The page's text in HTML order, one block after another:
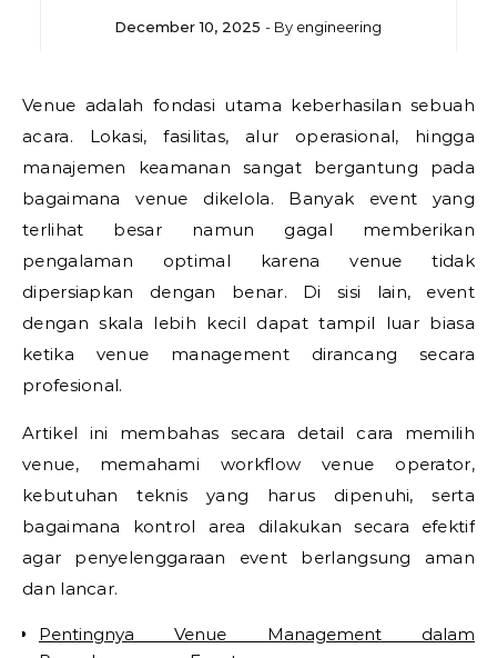
December 10, 2025 - By engineering
Venue adalah fondasi utama keberhasilan sebuah
acara. Lokasi, fasilitas, alur operasional, hingga
manajemen keamanan sangat bergantung pada
bagaimana venue dikelola. Banyak event yang
terlihat besar namun gagal memberikan
pengalaman optimal karena venue tidak
dipersiapkan dengan benar. Di sisi lain, event
dengan skala lebih kecil dapat tampil luar biasa
ketika venue management dirancang secara
profesional.
Artikel ini membahas secara detail cara memilih
venue, memahami workflow venue operator,
kebutuhan teknis yang harus dipenuhi, serta
bagaimana kontrol area dilakukan secara efektif
agar penyelenggaraan event berlangsung aman
dan lancar.
Pentingnya Venue Management dalam